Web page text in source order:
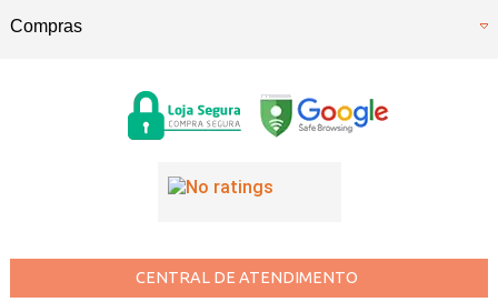
Compras
CENTRAL DE ATENDIMENTO